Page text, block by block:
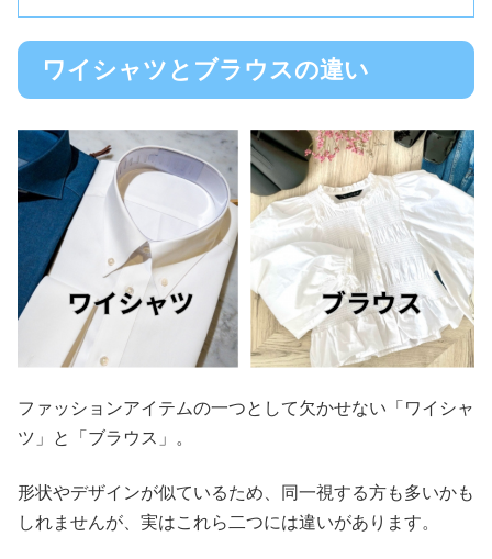
ワイシャツとブラウスの違い
ファッションアイテムの一つとして欠かせない「ワイシャ
ツ」と「ブラウス」。
形状やデザインが似ているため、同一視する方も多いかも
しれませんが、実はこれら二つには違いがあります。